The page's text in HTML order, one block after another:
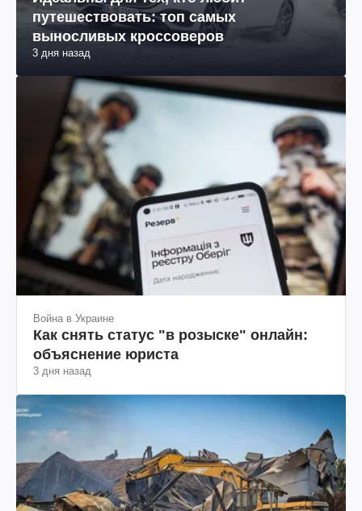
путешествовать: топ самых
выносливых кроссоверов
3 дня назад
Война в Украине
Как снять статус "в розыске" онлайн:
объяснение юриста
3 дня назад